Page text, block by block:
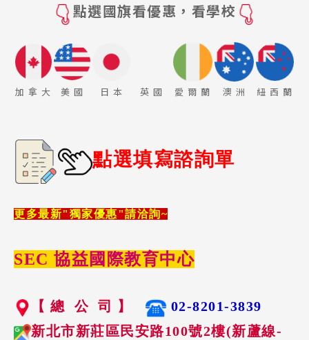
點選國旗看優惠，看學校
加 拿 大 美 國 日 本 英 國 愛 爾 蘭 澳 洲 紐 西 蘭
點選填寫諮詢單
更多最新"獨家優惠"請洽詢~
SEC 協益國際教育中心
【 總 公 司 】
02-8201-3839
新北市新莊區民安路100號2樓(新蘆線-